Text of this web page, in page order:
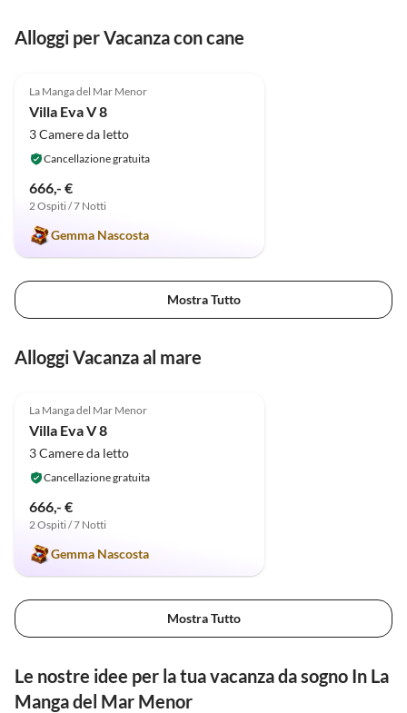
Alloggi per Vacanza con cane
La Manga del Mar Menor
Villa Eva V 8
3 Camere da letto
Cancellazione gratuita
666,- €
2 Ospiti / 7 Notti
Gemma Nascosta
Mostra Tutto
Alloggi Vacanza al mare
La Manga del Mar Menor
Villa Eva V 8
3 Camere da letto
Cancellazione gratuita
666,- €
2 Ospiti / 7 Notti
Gemma Nascosta
Mostra Tutto
Le nostre idee per la tua vacanza da sogno In La
Manga del Mar Menor